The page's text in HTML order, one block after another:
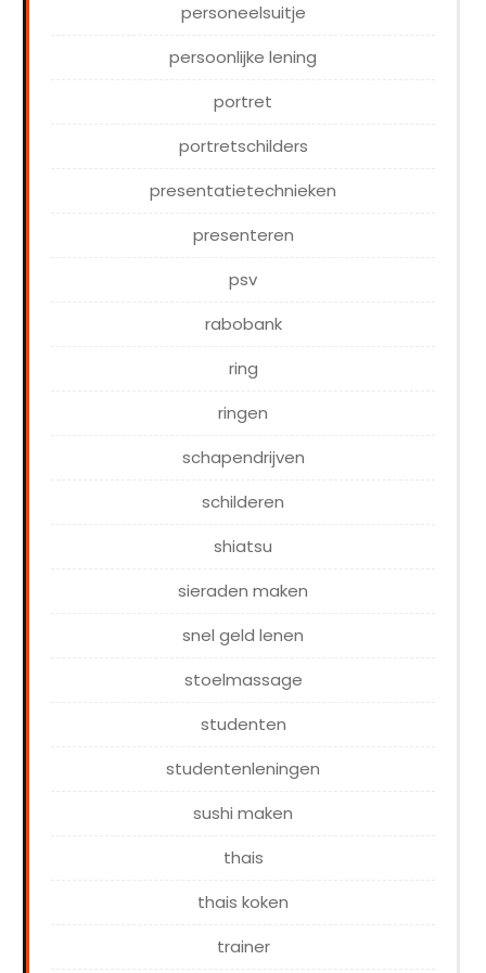
personeelsuitje
persoonlijke lening
portret
portretschilders
presentatietechnieken
presenteren
psv
rabobank
ring
ringen
schapendrijven
schilderen
shiatsu
sieraden maken
snel geld lenen
stoelmassage
studenten
studentenleningen
sushi maken
thais
thais koken
trainer